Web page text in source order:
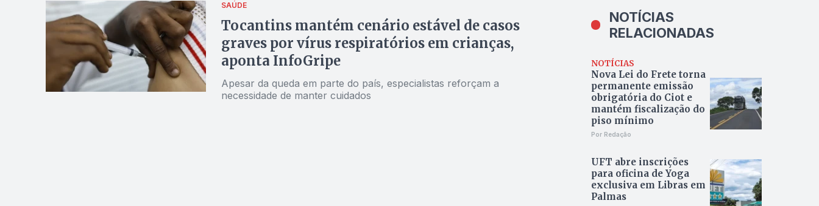
SAÚDE
Tocantins mantém cenário estável de casos
graves por vírus respiratórios em crianças,
aponta InfoGripe
Apesar da queda em parte do país, especialistas reforçam a
necessidade de manter cuidados
NOTÍCIAS
RELACIONADAS
NOTÍCIAS
Nova Lei do Frete torna
permanente emissão
obrigatória do Ciot e
mantém fiscalização do
piso mínimo
Por Redação
UFT abre inscrições
para oficina de Yoga
exclusiva em Libras em
Palmas